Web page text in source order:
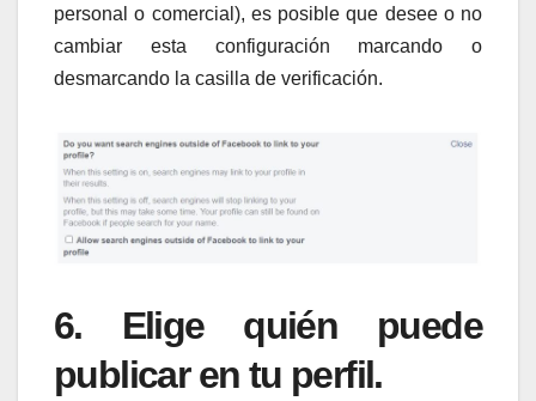
personal o comercial), es posible que desee o no
cambiar esta configuración marcando o
desmarcando la casilla de verificación.
6. Elige quién puede
publicar en tu perfil.